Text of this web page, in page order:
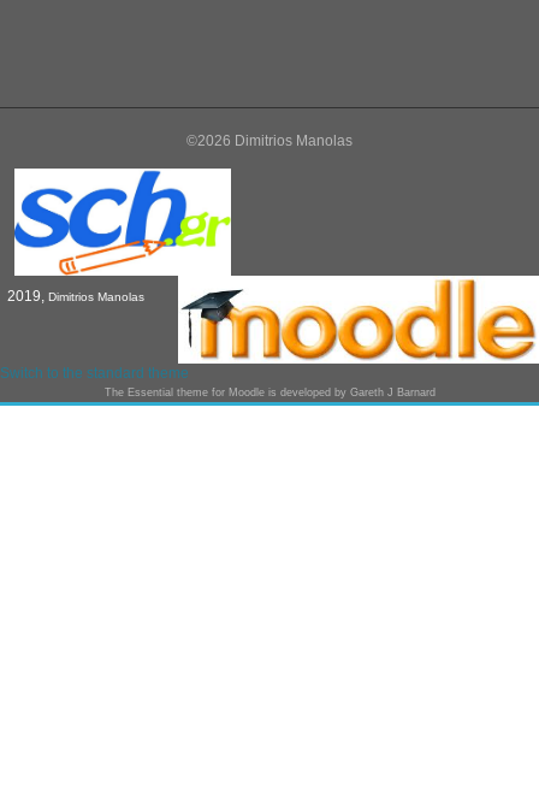
©2026 Dimitrios Manolas
2019, Dimitrios Manolas
Switch to the standard theme
The Essential theme for Moodle is developed by Gareth J Barnard